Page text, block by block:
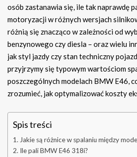
osób zastanawia się, ile tak naprawdę
motoryzacji w różnych wersjach
różnią się znacząco w zależności od
benzynowego czy diesla – oraz wielu
jak styl jazdy czy stan techniczny
przyjrzymy się typowym wartościom
poszczególnych modelach BMW E46,
zrozumieć, jak optymalizować koszty
Spis treści
Jakie są różnice w spalaniu między
Ile pali BMW E46 318i?